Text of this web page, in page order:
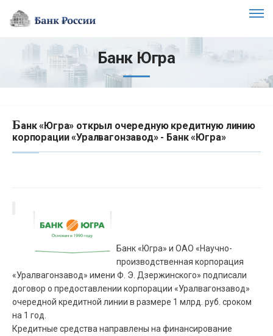
Банк Югра
Банк «Югра» открыл очередную кредитную линию
корпорации «Уралвагонзавод» - Банк «Югра»
Банк «Югра» и ОАО «Научно-
производственная корпорация
«Уралвагонзавод» имени Ф. Э. Дзержинского» подписали
договор о предоставлении корпорации «Уралвагонзавод»
очередной кредитной линии в размере 1 млрд. руб. сроком
на 1 год.
Кредитные средства направлены на финансирование